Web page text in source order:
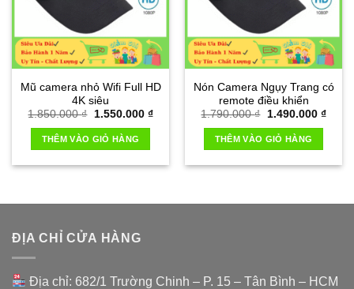
Mũ camera nhỏ Wifi Full HD
4K siêu
1.850.000₫
Giá
là:
1.850.000 ₫.
1.550.000 ₫Giá
THÊM VÀO GIỎ HÀNG
Nón Camera Ngụy Trang có
remote điều khiển
1.790.000₫
Giá
là:
1.790.000 ₫.
1.490.000 ₫Giá
THÊM VÀO GIỎ HÀNG
ĐỊA CHỈ CỬA HÀNG
Địa chỉ: 682/1 Trường Chinh – P. 15 – Tân Bình – HCM